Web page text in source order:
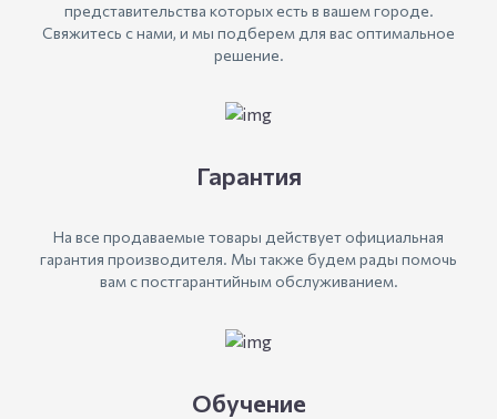
представительства которых есть в вашем городе.
Свяжитесь с нами, и мы подберем для вас оптимальное
решение.
Гарантия
На все продаваемые товары действует официальная
гарантия производителя. Мы также будем рады помочь
вам с постгарантийным обслуживанием.
Обучение